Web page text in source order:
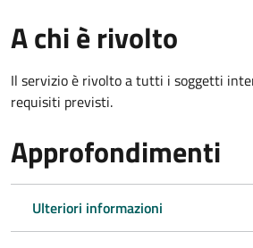
A chi è rivolto
Il servizio è rivolto a tutti i soggetti
requisiti previsti.
Approfondimenti
Ulteriori informazioni